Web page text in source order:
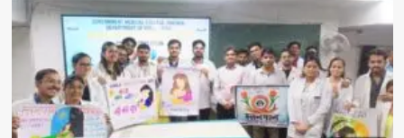
स्तनपान
सप्ताह
2026
के
अवसर
पर
पोस्टर
प्रतियोगिता